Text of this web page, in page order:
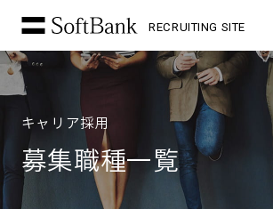
RECRUITING SITE
キャリア採用
募集職種一覧